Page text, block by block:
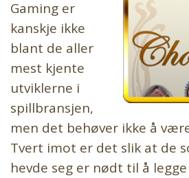
Gaming er
kanskje ikke
blant de aller
mest kjente
utviklerne i
spillbransjen,
men det behøver ikke å
Tvert imot er det slik at de
hevde seg er nødt til å